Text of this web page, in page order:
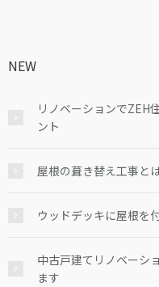
NEW
リノベーションでZEH
ント
屋根の葺き替え工事と
ウッドデッキに屋根を
中古戸建てリノベーシ
ます